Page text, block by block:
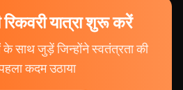
यात्रा शुरू करें
साथ जुड़ें जिन्होंने स्वतंत्रता की
कदम उठाया